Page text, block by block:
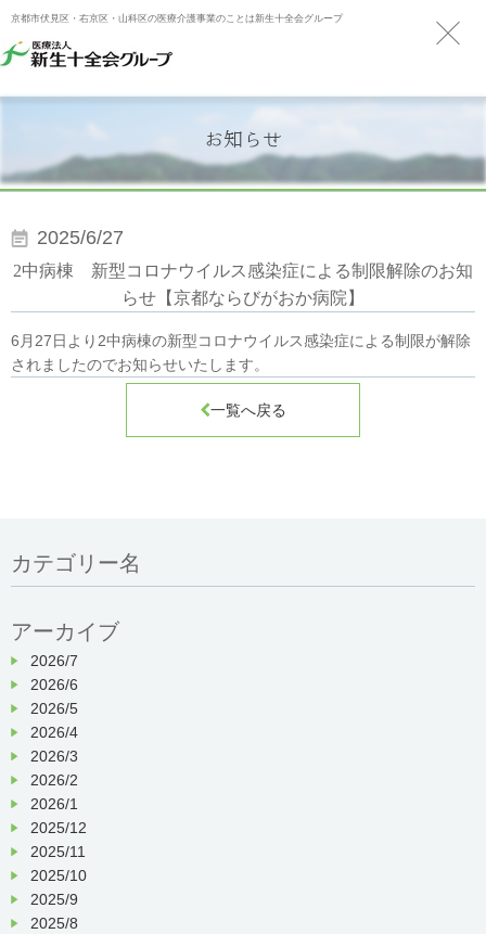
京都市伏見区・右京区・山科区の医療介護事業のことは新生十全会グループ
お知らせ
2025/6/27
2中病棟 新型コロナウイルス感染症による制限解除のお知
らせ【京都ならびがおか病院】
6月27日より2中病棟の新型コロナウイルス感染症による制限が解除
されましたのでお知らせいたします。
一覧へ戻る
カテゴリー名
アーカイブ
2026/7
2026/6
2026/5
2026/4
2026/3
2026/2
2026/1
2025/12
2025/11
2025/10
2025/9
2025/8